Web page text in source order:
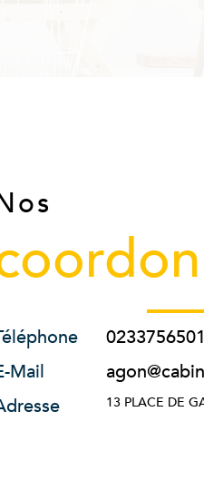
0233756501
Mail
13 PLACE DE